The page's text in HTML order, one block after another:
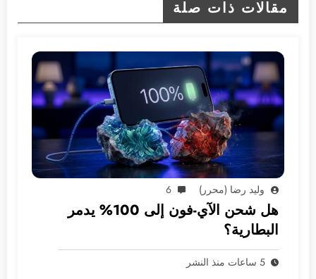
مقالات ذات صلة
وليد رضا (محرر) 6
هل شحن الآي-فون إلى 100% يدمر
البطارية؟
5 ساعات منذ النشر